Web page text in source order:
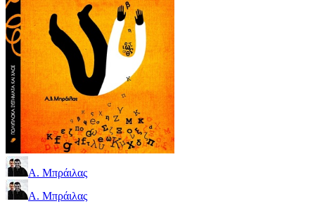
Α. Μπράιλας
Α. Μπράιλας